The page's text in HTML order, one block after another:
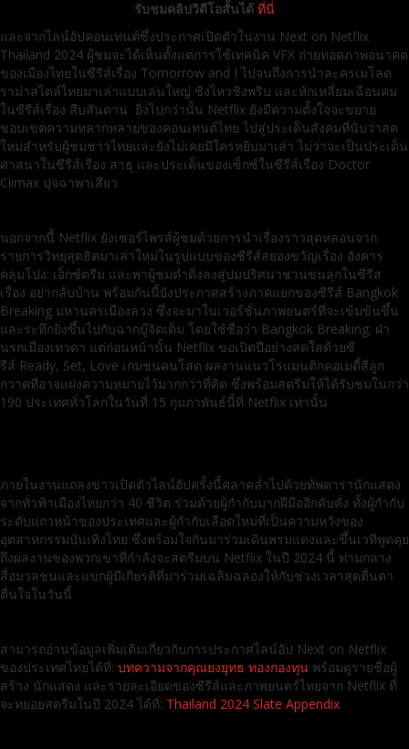
รับชมคลิปวิดีโอสั้นได้ ที่นี่
และจากไลน์อัปคอนเทนต์ซึ่งประกาศเปิดตัวในงาน Next on Netflix
Thailand 2024 ผู้ชมจะได้เห็นตั้งแต่การใช้เทคนิค VFX ถ่ายทอดภาพอนาคต
ของเมืองไทยในซีรีส์เรื่อง Tomorrow and I ไปจนถึงการนำละครเมโลด
ราม่าสไตล์ไทยมาเล่าแบบเล่นใหญ่ ชิงไหวชิงพริบ และหักเหลี่ยมเฉือนคม
ในซีรีส์เรื่อง สืบสันดาน ยิ่งไปกว่านั้น Netflix ยังมีความตั้งใจจะขยาย
ขอบเขตความหลากหลายของคอนเทนต์ไทย ไปสู่ประเด็นสังคมที่นับว่าสด
ใหม่สำหรับผู้ชมชาวไทยและยังไม่เคยมีใครหยิบมาเล่า ไม่ว่าจะเป็นประเด็น
ศาสนาในซีรีส์เรื่อง สาธุ และประเด็นของเซ็กซ์ในซีรีส์เรื่อง Doctor
Climax ปุจฉาพาเสียว
นอกจากนี้ Netflix ยังเซอร์ไพรส์ผู้ชมด้วยการนำเรื่องราวสุดหลอนจาก
รายการวิทยุสุดฮิตมาเล่าใหม่ในรูปแบบของซีรีส์สยองขวัญเรื่อง อังคาร
คลุมโปง: เอ็กซ์ตรีม และพาผู้ชมดำดิ่งลงสู่ปมปริศนาชวนขนลุกในซีรีส
เรื่อง อย่ากลับบ้าน พร้อมกันนี้ยังประกาศสร้างภาคแยกของซีรีส์ Bangkok
Breaking มหานครเมืองลวง ซึ่งจะมาในเวอร์ชั่นภาพยนตร์ที่จะเข้มข้นขึ้น
และระทึกยิ่งขึ้นไปกับฉากบู๊จัดเต็ม โดยใช้ชื่อว่า Bangkok Breaking: ฝ่า
นรกเมืองเทวดา แต่ก่อนหน้านั้น Netflix ขอเปิดปีอย่างสดใสด้วยซี
รีส์ Ready, Set, Love เกมชนคนโสด ผลงานแนวโรแมนติกคอเมดี้สีลูก
กวาดที่อาจแฝงความหมายไว้มากกว่าที่คิด ซึ่งพร้อมสตรีมให้ได้รับชมในกว่า
190 ประเทศทั่วโลกในวันที่ 15 กุมภาพันธ์นี้ที่ Netflix เท่านั้น
ภายในงานแถลงข่าวเปิดตัวไลน์อัปครั้งนี้คลาคล่ำไปด้วยทัพดารานักแสดง
จากทั่วฟ้าเมืองไทยกว่า 40 ชีวิต ร่วมด้วยผู้กำกับมากฝีมืออีกคับคั่ง ทั้งผู้กำกับ
ระดับแถวหน้าของประเทศและผู้กำกับเลือดใหม่ที่เป็นความหวังของ
อุตสาหกรรมบันเทิงไทย ซึ่งพร้อมใจกันมาร่วมเดินพรมแดงและขึ้นเวทีพูดคุย
ถึงผลงานของพวกเขาที่กำลังจะสตรีมบน Netflix ในปี 2024 นี้ ท่ามกลาง
สื่อมวลชนและแขกผู้มีเกียรติที่มาร่วมเฉลิมฉลองให้กับช่วงเวลาสุดตื่นตา
ตื่นใจในวันนี้
สามารถอ่านข้อมูลเพิ่มเติมเกี่ยวกับการประกาศไลน์อัป Next on Netflix
ของประเทศไทยได้ที่: บทความจากคุณยงยุทธ ทองกองทุน พร้อมดูรายชื่อผู้
สร้าง นักแสดง และรายละเอียดของซีรีส์และภาพยนตร์ไทยจาก Netflix ที่
จะทยอยสตรีมในปี 2024 ได้ที่: Thailand 2024 Slate Appendix